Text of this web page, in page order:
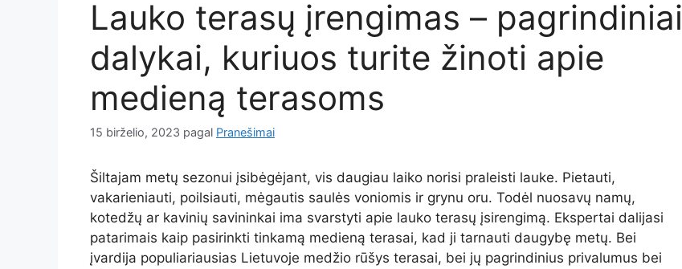
Lauko terasų įrengimas – pagrindiniai
dalykai, kuriuos turite žinoti apie
medieną terasoms
15 birželio, 2023 pagal Pranešimai
Šiltajam metų sezonui įsibėgėjant, vis daugiau laiko norisi praleisti lauke. Pietauti,
vakarieniauti, poilsiauti, mėgautis saulės voniomis ir grynu oru. Todėl nuosavų namų,
kotedžų ar kavinių savininkai ima svarstyti apie lauko terasų įsirengimą. Ekspertai dalijasi
patarimais kaip pasirinkti tinkamą medieną terasai, kad ji tarnauti daugybę metų. Bei
įvardija populiariausias Lietuvoje medžio rūšys terasai, bei jų pagrindinius privalumus bei